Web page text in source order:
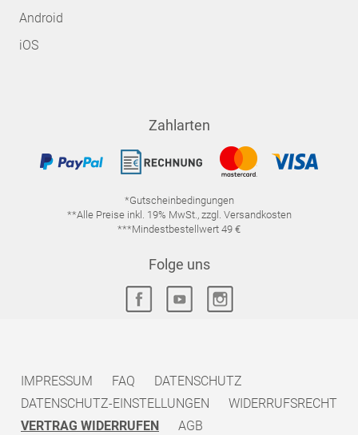
Android
iOS
Zahlarten
*Gutscheinbedingungen
**Alle Preise inkl. 19% MwSt., zzgl. Versandkosten
***Mindestbestellwert 49 €
Folge uns
IMPRESSUM FAQ
DATENSCHUTZ
DATENSCHUTZ-EINSTELLUNGEN
WIDERRUFSRECHT
VERTRAG WIDERRUFEN
AGB